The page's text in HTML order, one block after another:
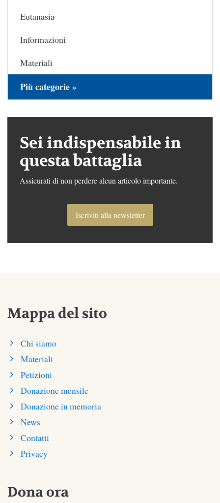
Eutanasia
Informazioni
Materiali
Più categorie »
Sei indispensabile in
questa battaglia
Assicurati di non perdere alcun articolo importante.
Iscriviti alla newsletter
Mappa del sito
Chi siamo
Materiali
Petizioni
Donazione mensile
Donazione in memoria
News
Contatti
Privacy
Dona ora